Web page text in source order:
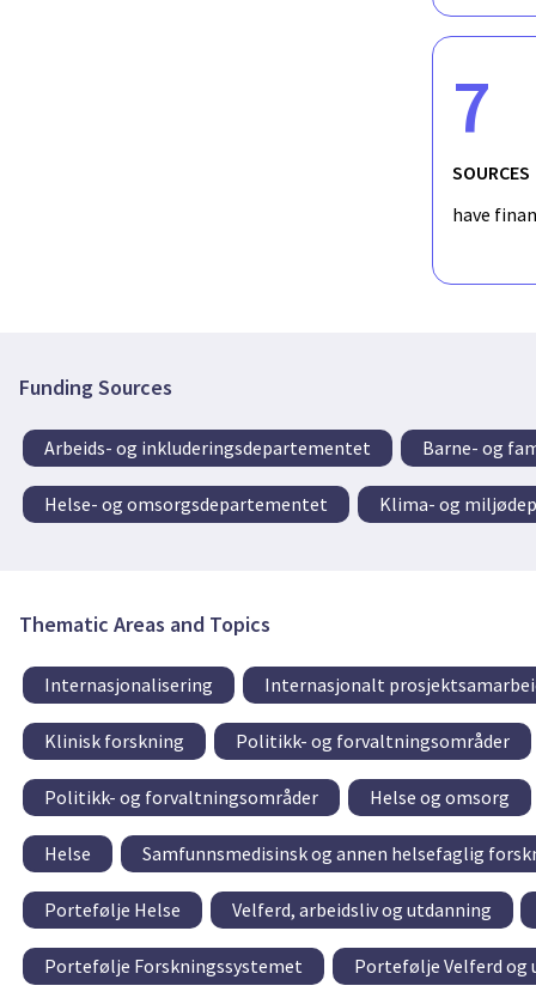
7
SOURCES
have
Funding Sources
Arbeids- og inkluderingsdepartementet Barne- og
Helse- og omsorgsdepartementet Klima- og
Thematic Areas and Topics
Internasjonalisering Internasjonalt
Klinisk forskning Politikk- og forvaltningsområder
Politikk- og forvaltningsområder Helse og omsorg
Helse Samfunnsmedisinsk og annen helsefaglig
Portefølje Helse Velferd, arbeidsliv og utdanning
Portefølje Forskningssystemet Portefølje Velferd og